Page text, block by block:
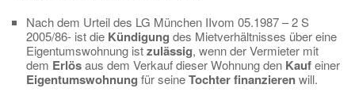
Nach dem Urteil des LG München IIvom 05.1987 – 2 S
2005/86- ist die Kündigung des Mietverhältnisses über eine
Eigentumswohnung istzulässig, wenn der Vermieter mit
dem Erlösaus dem Verkauf dieser Wohnung den Kaufeiner
Eigentumswohnung für seineTochter finanzierenwill.